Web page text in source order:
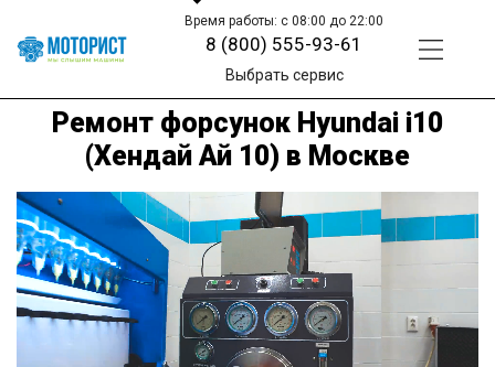
Время работы: с 08:00 до 22:00
8 (800) 555-93-61
Выбрать сервис
Ремонт форсунок Hyundai i10
(Хендай Ай 10) в Москве